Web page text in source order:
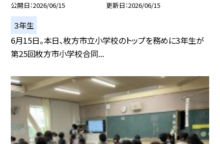
公開日 2026/06/15 更新日 2026/06/15
３年生
6月15日。本日、枚方市立小学校のトップを務めに3年生が
第25回枚方市小学校合同...